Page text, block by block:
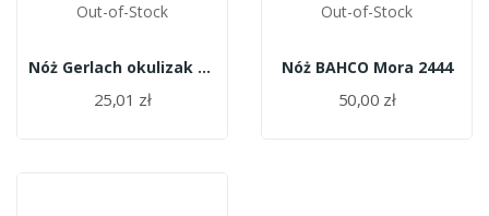
Out-of-Stock
Nóż Gerlach okulizak 398
25,01 zł
Out-of-Stock
Nóż BAHCO Mora 2444
50,00 zł